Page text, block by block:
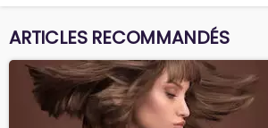
ARTICLES RECOMMANDÉS